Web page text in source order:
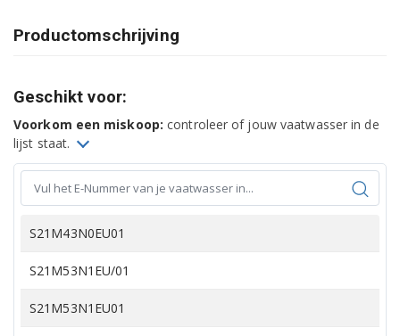
Productomschrijving
Geschikt voor:
Voorkom een miskoop: controleer of jouw vaatwasser in de
lijst staat.
S21M43N0EU01
S21M53N1EU/01
S21M53N1EU01